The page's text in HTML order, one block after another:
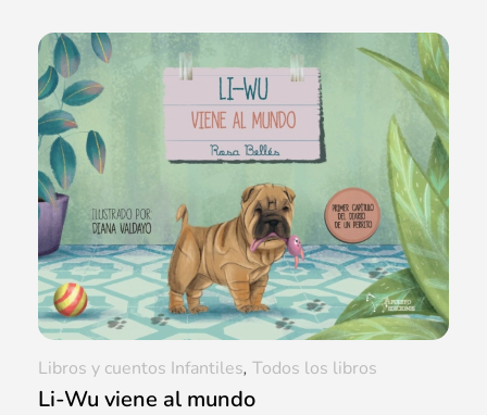
Li-Wu viene al mundo
Libros y cuentos Infantiles, Todos los libros